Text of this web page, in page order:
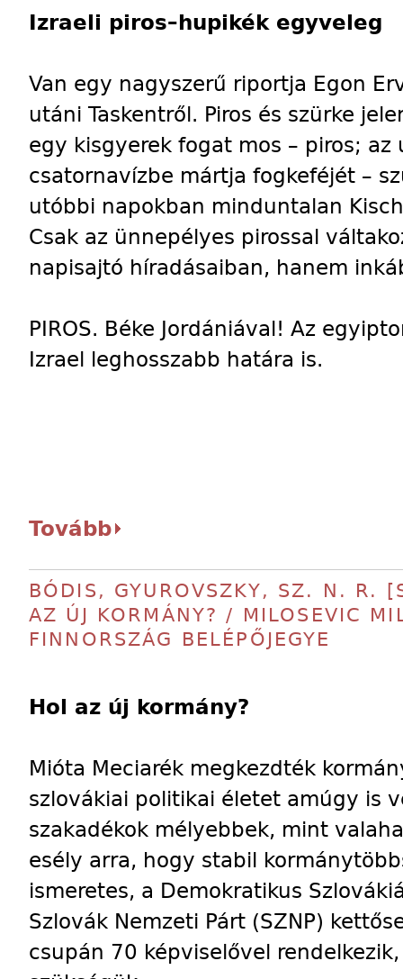
Izraeli piros–hupikék egyveleg
Van egy nagyszerű riportja Egon
utáni Taskentről. Piros és szürke
egy kisgyerek fogat mos – piros;
csatornavízbe mártja fogkeféjét –
utóbbi napokban minduntalan
Csak az ünnepélyes pirossal
napisajtó híradásaiban, hanem
PIROS. Béke Jordániával! Az
Izrael leghosszabb határa is.
Tovább
BÓDIS, GYUROVSZKY, SZ. N. R.
AZ ÚJ KORMÁNY? / MILOSEVIC
FINNORSZÁG BELÉPŐJEGYE
Hol az új kormány?
Mióta Meciarék megkezdték
szlovákiai politikai életet amúgy is
szakadékok mélyebbek, mint
esély arra, hogy stabil
ismeretes, a Demokratikus
Szlovák Nemzeti Párt (SZNP)
csupán 70 képviselővel